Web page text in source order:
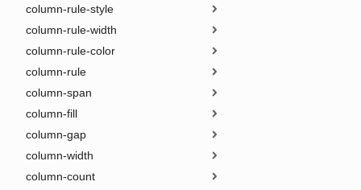
column-rule-style
column-rule-width
column-rule-color
column-rule
column-span
column-fill
column-gap
column-width
column-count